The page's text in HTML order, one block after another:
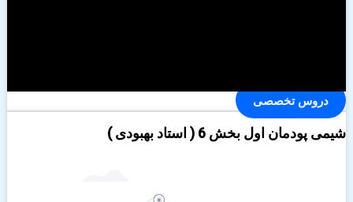
دروس تخصصی
شیمی پودمان اول بخش 6 ( استاد بهبودی )